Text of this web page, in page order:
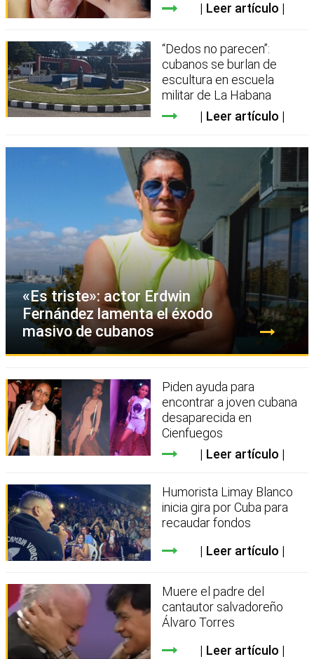
Leer artículo
“Dedos no parecen”:
cubanos se burlan de
escultura en escuela
militar de La Habana
Leer artículo
«Es triste»: actor Erdwin
Fernández lamenta el éxodo
masivo de cubanos
Piden ayuda para
encontrar a joven cubana
desaparecida en
Cienfuegos
Leer artículo
Humorista Limay Blanco
inicia gira por Cuba para
recaudar fondos
Leer artículo
Muere el padre del
cantautor salvadoreño
Álvaro Torres
Leer artículo